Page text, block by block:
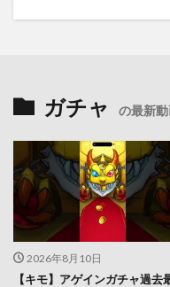
ガチャ の最新
2026年8月10日
【キモ】アゲインガチャ過去